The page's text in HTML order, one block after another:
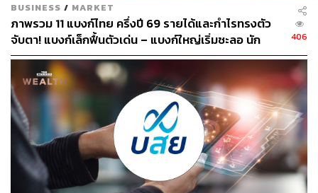
BUSINESS / MARKET
ภาพรวม 11 แบงก์ไทย ครึ่งปี 69 รายได้และกำไรทรงตัว
จับตา! แบงก์เล็กฟื้นตัวเด่น – แบงก์ใหญ่เริ่มชะลอ นัก
วิเคราะห์ห่วงคุณภาพลูกหนี้ ‘บ้าน – SME’
406